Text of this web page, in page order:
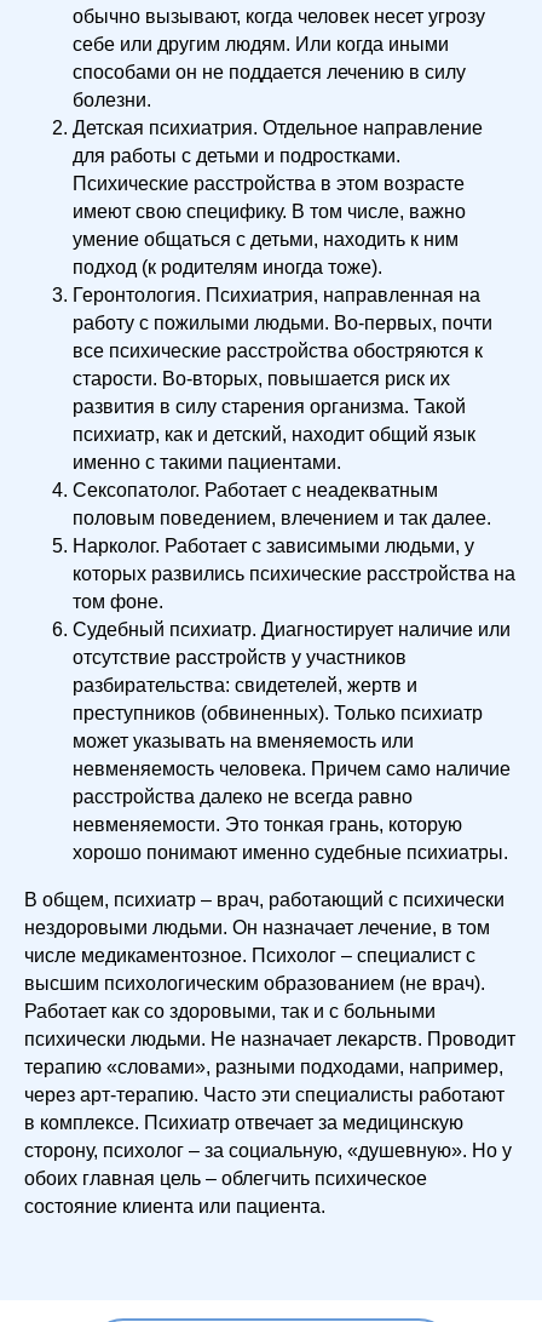
обычно вызывают, когда человек несет угрозу
себе или другим людям. Или когда иными
способами он не поддается лечению в силу
болезни.
Детская психиатрия. Отдельное направление
для работы с детьми и подростками.
Психические расстройства в этом возрасте
имеют свою специфику. В том числе, важно
умение общаться с детьми, находить к ним
подход (к родителям иногда тоже).
Геронтология. Психиатрия, направленная на
работу с пожилыми людьми. Во-первых, почти
все психические расстройства обостряются к
старости. Во-вторых, повышается риск их
развития в силу старения организма. Такой
психиатр, как и детский, находит общий язык
именно с такими пациентами.
Сексопатолог. Работает с неадекватным
половым поведением, влечением и так далее.
Нарколог. Работает с зависимыми людьми, у
которых развились психические расстройства на
том фоне.
Судебный психиатр. Диагностирует наличие или
отсутствие расстройств у участников
разбирательства: свидетелей, жертв и
преступников (обвиненных). Только психиатр
может указывать на вменяемость или
невменяемость человека. Причем само наличие
расстройства далеко не всегда равно
невменяемости. Это тонкая грань, которую
хорошо понимают именно судебные психиатры.
В общем, психиатр – врач, работающий с психически
нездоровыми людьми. Он назначает лечение, в том
числе медикаментозное. Психолог – специалист с
высшим психологическим образованием (не врач).
Работает как со здоровыми, так и с больными
психически людьми. Не назначает лекарств. Проводит
терапию «словами», разными подходами, например,
через арт-терапию. Часто эти специалисты работают
в комплексе. Психиатр отвечает за медицинскую
сторону, психолог – за социальную, «душевную». Но у
обоих главная цель – облегчить психическое
состояние клиента или пациента.